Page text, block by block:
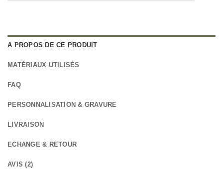
A PROPOS DE CE PRODUIT
MATÉRIAUX UTILISÉS
FAQ
PERSONNALISATION & GRAVURE
LIVRAISON
ECHANGE & RETOUR
AVIS (2)